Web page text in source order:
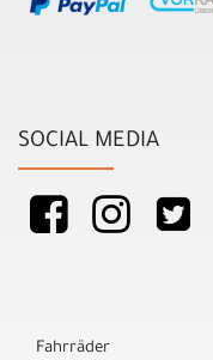
SOCIAL MEDIA
Fahrräder